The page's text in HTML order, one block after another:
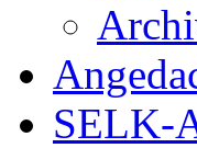
SELK-